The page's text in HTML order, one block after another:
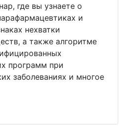
где вы узнаете о
и
нехватки
а также алгоритме
программ при
заболеваниях и многое